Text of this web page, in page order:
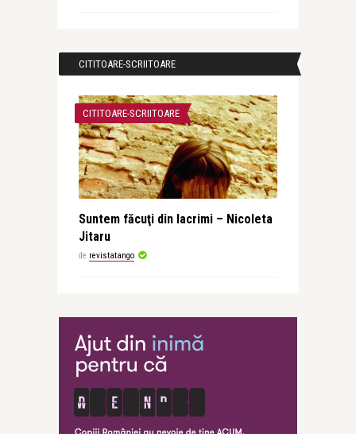
CITITOARE-SCRIITOARE
CITITOARE-SCRIITOARE
Suntem făcuţi din lacrimi – Nicoleta
Jitaru
de revistatango